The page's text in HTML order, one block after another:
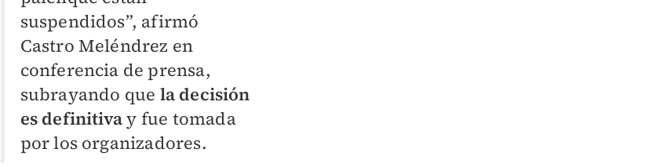
suspendidos”, afirmó
Castro Meléndrez en
conferencia de prensa,
subrayando que la decisión
es definitivay fue tomada
por los organizadores.